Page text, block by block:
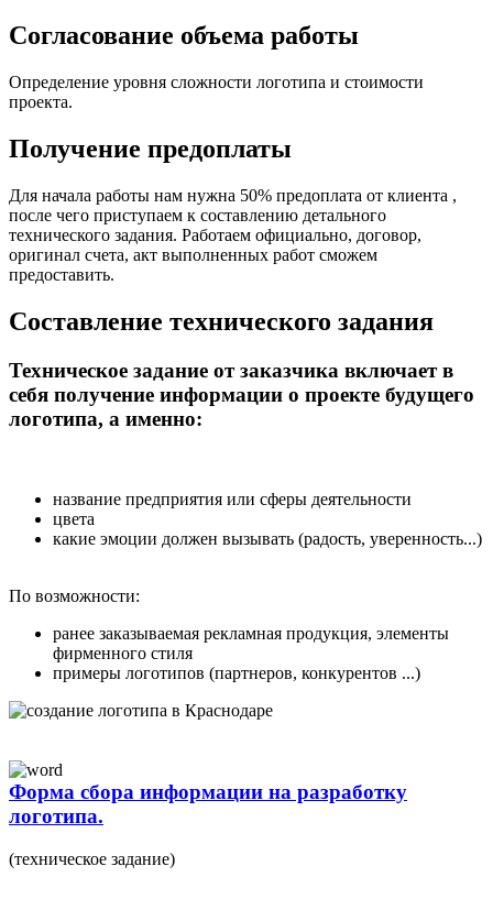
Согласование объема работы
Определение уровня сложности логотипа и стоимости
проекта.
Получение предоплаты
Для начала работы нам нужна 50% предоплата от клиента ,
после чего приступаем к составлению детального
технического задания. Работаем официально, договор,
оригинал счета, акт выполненных работ сможем
предоставить.
Составление технического задания
Техническое задание от заказчика включает в
себя получение информации о проекте будущего
логотипа, а именно:
название предприятия или сферы деятельности
цвета
какие эмоции должен вызывать (радость, уверенность...)
По возможности:
ранее заказываемая рекламная продукция, элементы
фирменного стиля
примеры логотипов (партнеров, конкурентов ...)
Форма сбора информации на разработку
логотипа.
(техническое задание)